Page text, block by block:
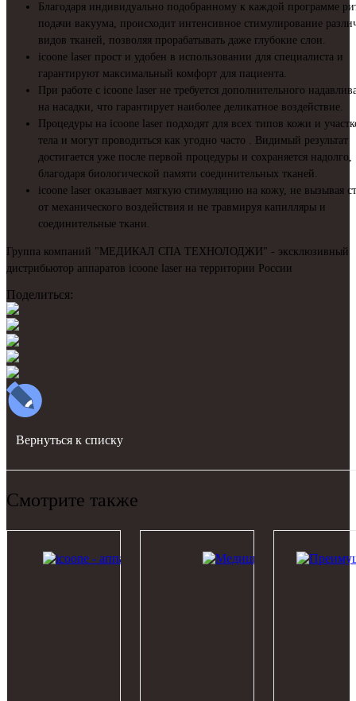
Благодаря индивидуально подобранному к каждой программе
подачи вакуума, происходит интенсивное стимулирование
видов тканей, позволяя прорабатывать даже глубокие слои.
icoone laser прост и удобен в использовании для специалиста и
гарантируют максимальный комфорт для пациента.
При работе c icoone laser не требуется дополнительного
на насадки, что гарантирует наиболее деликатное воздействие.
Процедуры на icoone laser подходят для всех типов кожи и
тела и могут проводиться как угодно часто . Видимый результат
достигается уже после первой процедуры и сохраняется надолго,
благодаря биологической памяти соединительных тканей.
icoone laser оказывает мягкую стимуляцию на кожу, не вызывая
от механического воздействия и не травмируя капилляры и
соединительные ткани.
Группа компаний "МЕДИКАЛ СПА ТЕХНОЛОДЖИ" - эксклюзивный
дистрибьютор аппаратов icoone laser на территории России
Поделиться:
Вернуться к списку
Смотрите также